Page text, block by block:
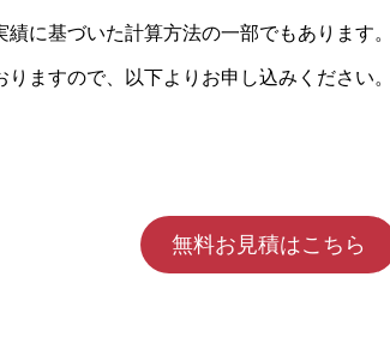
に基づいた計算方法の一部でもあります。
ますので、以下よりお申し込みください。
無料お見積はこちら